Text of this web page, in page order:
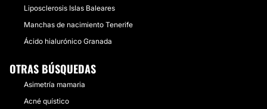
Liposclerosis Islas Baleares
Manchas de nacimiento Tenerife
Ácido hialurónico Granada
OTRAS BÚSQUEDAS
Asimetría mamaria
Acné quístico